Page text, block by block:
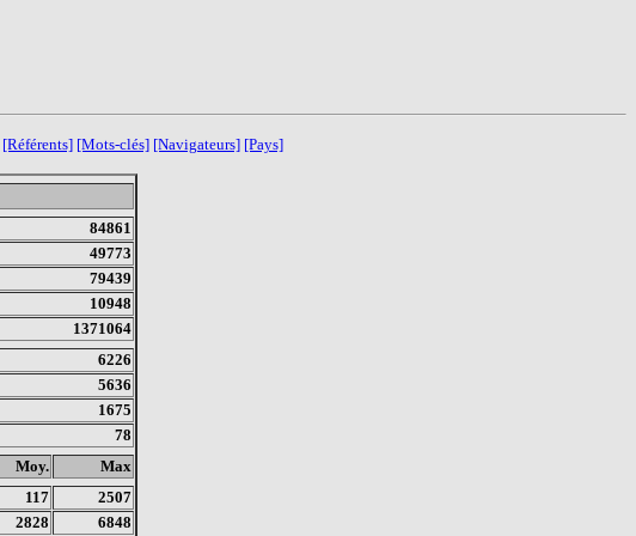
[Référents] [Mots-clés] [Navigateurs] [Pays]
84861
49773
79439
10948
1371064
6226
5636
1675
78
Moy.
Max
117
2507
2828 6848